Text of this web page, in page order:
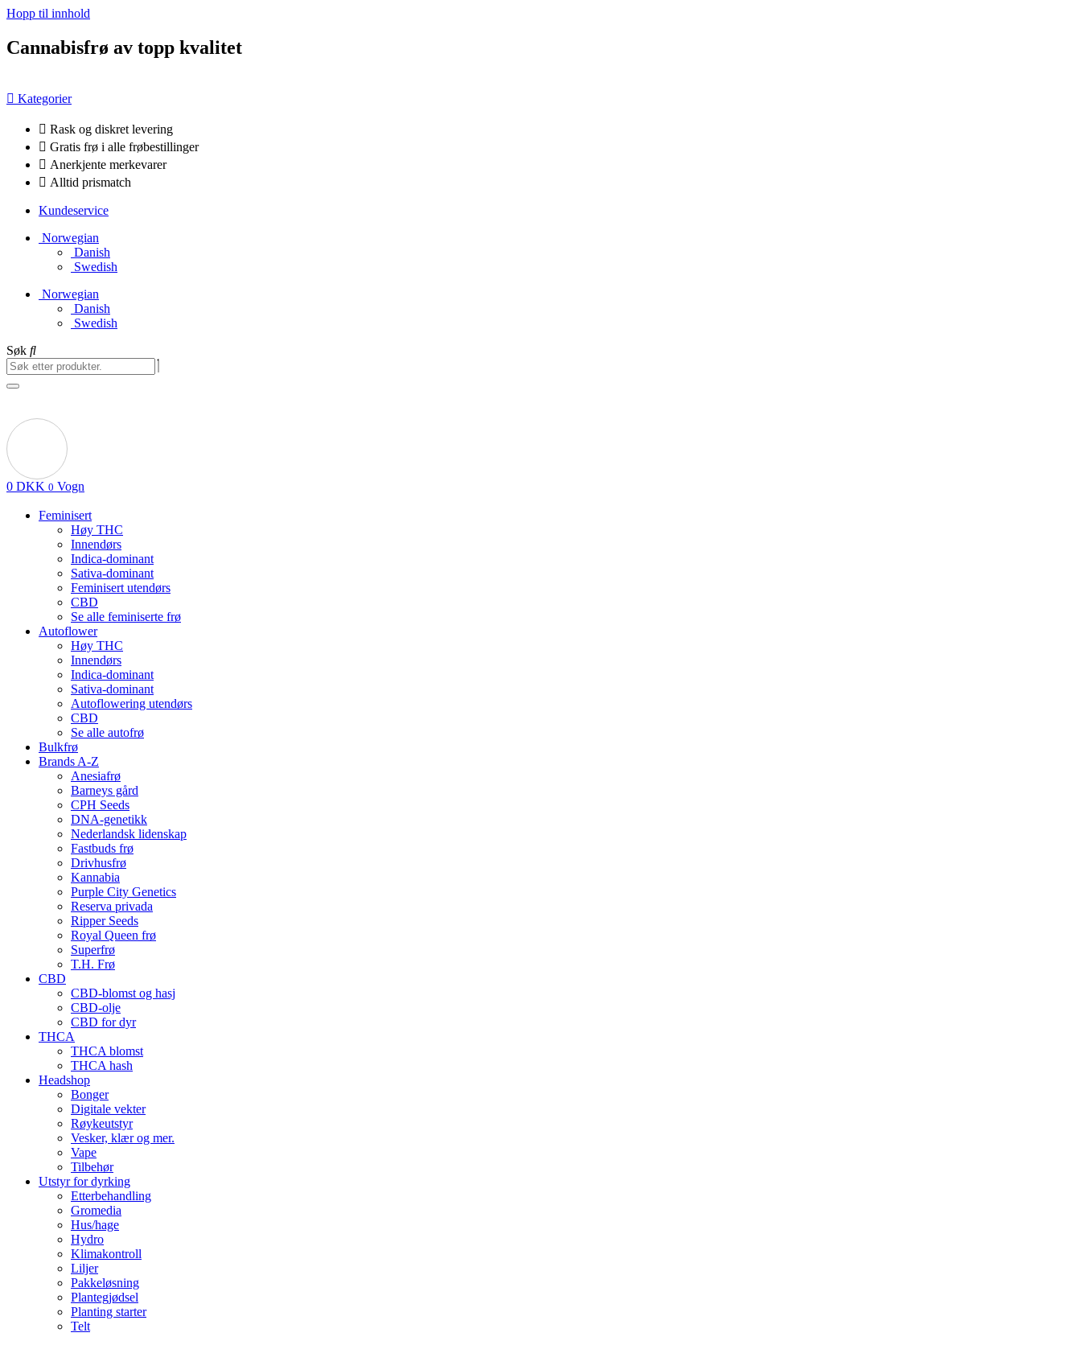
Hopp til innhold
Cannabisfrø av topp kvalitet
Kategorier
Rask og diskret levering
Gratis frø i alle frøbestillinger
Anerkjente merkevarer
Alltid prismatch
Kundeservice
Norwegian
Danish
Swedish
Norwegian
Danish
Swedish
Søk
0 DKK 0 Vogn
Feminisert
Høy THC
Innendørs
Indica-dominant
Sativa-dominant
Feminisert utendørs
CBD
Se alle feminiserte frø
Autoflower
Høy THC
Innendørs
Indica-dominant
Sativa-dominant
Autoflowering utendørs
CBD
Se alle autofrø
Bulkfrø
Brands A-Z
Anesiafrø
Barneys gård
CPH Seeds
DNA-genetikk
Nederlandsk lidenskap
Fastbuds frø
Drivhusfrø
Kannabia
Purple City Genetics
Reserva privada
Ripper Seeds
Royal Queen frø
Superfrø
T.H. Frø
CBD
CBD-blomst og hasj
CBD-olje
CBD for dyr
THCA
THCA blomst
THCA hash
Headshop
Bonger
Digitale vekter
Røykeutstyr
Vesker, klær og mer.
Vape
Tilbehør
Utstyr for dyrking
Etterbehandling
Gromedia
Hus/hage
Hydro
Klimakontroll
Liljer
Pakkeløsning
Plantegjødsel
Planting starter
Telt